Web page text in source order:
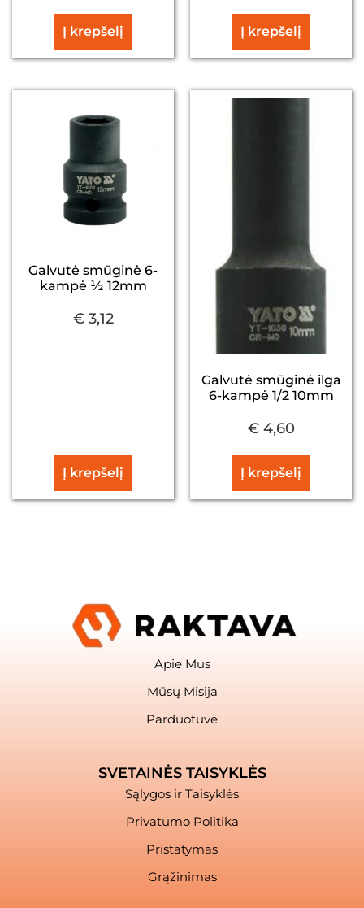
Į krepšelį Į krepšelį
Galvutė smūginė 6-
kampė ½ 12mm
€3,12
Į krepšelį
Galvutė smūginė ilga
6-kampė 1/2 10mm
€4,60
Į krepšelį
Apie Mus
Mūsų Misija
Parduotuvė
SVETAINĖS TAISYKLĖS
Sąlygos ir Taisyklės
Privatumo Politika
Pristatymas
Grąžinimas